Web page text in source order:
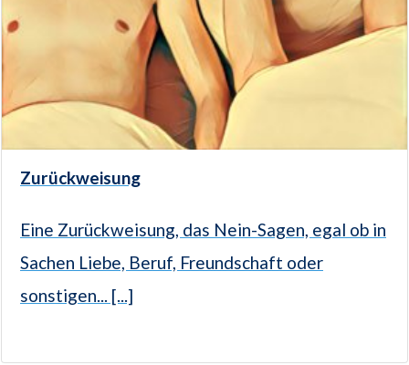
Zurückweisung
Eine Zurückweisung, das Nein-Sagen, egal ob in
Sachen Liebe, Beruf, Freundschaft oder
sonstigen... [...]